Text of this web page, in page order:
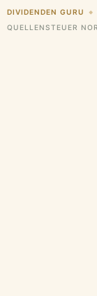
DIVIDENDEN GURU ◆